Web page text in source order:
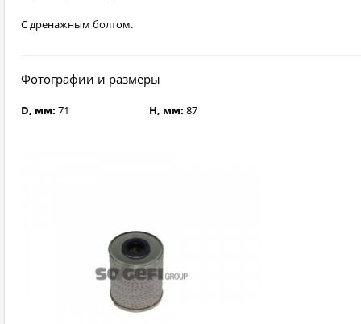
С дренажным болтом.
Фотографии и размеры
D, мм: 71 H, мм: 87